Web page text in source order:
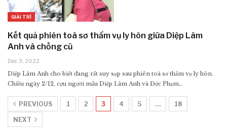
GIẢI TRÍ
Kết quả phiên toà sơ thẩm vụ ly hôn giữa Diệp Lâm
Anh và chồng cũ
Dec 3, 2022
Diệp Lâm Anh cho biết đang rất suy sụp sau phiên toà sơ thẩm vụ ly hôn.
Chiều ngày 2/12, cựu người mẫu Diệp Lâm Anh và Đức Phạm…
PREVIOUS 1 2 3 4 5 … 18
NEXT